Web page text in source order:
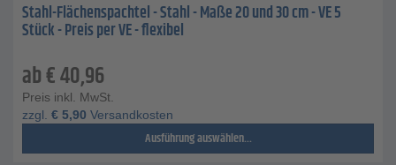
Stahl-Flächenspachtel - Stahl - Maße 20 und 30 cm - VE 5
Stück - Preis per VE - flexibel
ab€40,96
Preis inkl. MwSt.
zzgl. € 5,90 Versandkosten
Ausführung auswählen...